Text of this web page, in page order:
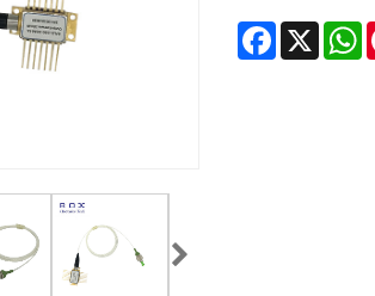
Facebook
X